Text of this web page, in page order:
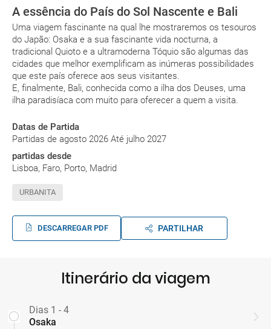
A essência do País do Sol Nascente e Bali
Uma viagem fascinante na qual lhe mostraremos os tesouros
do Japão: Osaka e a sua fascinante vida nocturna, a
tradicional Quioto e a ultramoderna Tóquio são algumas das
cidades que melhor exemplificam as inúmeras possibilidades
que este país oferece aos seus visitantes.
E, finalmente, Bali, conhecida como a ilha dos Deuses, uma
ilha paradisíaca com muito para oferecer a quem a visita.
Datas de Partida
Partidas de agosto 2026 Até julho 2027
partidas desde
Lisboa, Faro, Porto, Madrid
URBANITA
DESCARREGAR PDF PARTILHAR
Itinerário da viagem
Dias 1 - 4
Osaka